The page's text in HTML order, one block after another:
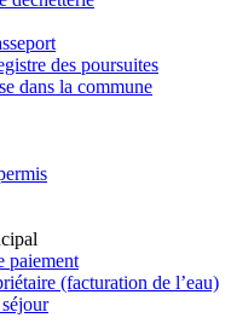
des poursuites
dans la commune
paiement
(facturation de l’eau)